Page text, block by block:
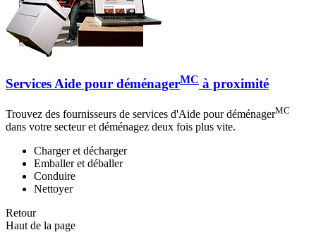
Services Aide pour déménagerMC à proximité
Trouvez des fournisseurs de services d'Aide pour déménagerMC
dans votre secteur et déménagez deux fois plus vite.
Charger et décharger
Emballer et déballer
Conduire
Nettoyer
Retour
Haut de la page